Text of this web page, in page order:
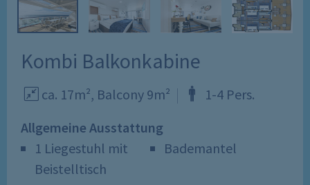
Kombi Balkonkabine
ca. 17m², Balcony 9m² 1-4 Pers.
Allgemeine Ausstattung
1 Liegestuhl mit
Beistelltisch
Bademantel